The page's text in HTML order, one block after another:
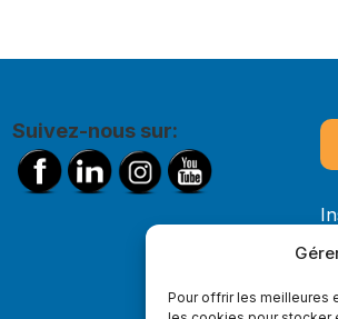
Pour offrir les meilleures
Suivez-nous sur: